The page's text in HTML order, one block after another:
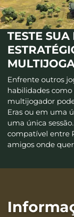
TESTE
Enfrente outros
habilidades
multijogador
Eras ou em uma
uma única
compatível entre
amigos onde